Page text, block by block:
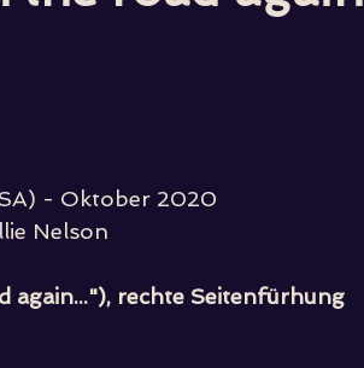
- Oktober 2020
Nelson
again..."), rechte Seitenfürhung